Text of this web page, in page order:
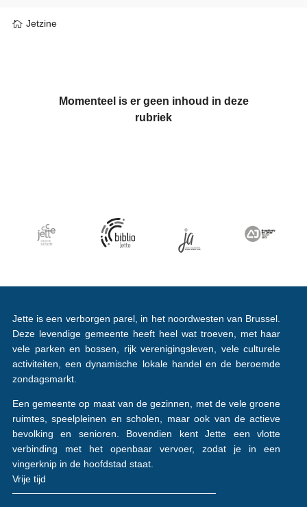
Jetzine
Momenteel is er geen inhoud in deze
rubriek
Jette is een verborgen parel, in het noordwesten van Brussel.
Deze levendige gemeente heeft heel wat troeven, met haar
vele parken en bossen, rijk verenigingsleven, vele culturele
activiteiten, een dynamische lokale handel en de beroemde
zondagsmarkt.
Een gemeente op maat van de gezinnen, met de vele groene
ruimtes, speelpleinen en scholen, maar ook van de actieve
bevolking en senioren. Bovendien kent Jette een vlotte
verbinding met het openbaar vervoer, zodat je in een
vingerknip in de hoofdstad staat.
Vrije tijd